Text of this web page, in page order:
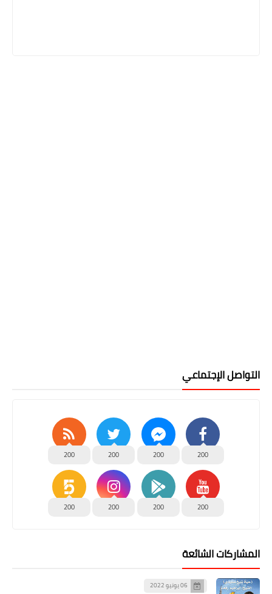
التواصل الإجتماعي
200
200
200
200
200
200
200
200
المشاركات الشائعة
06 يونيو 2022